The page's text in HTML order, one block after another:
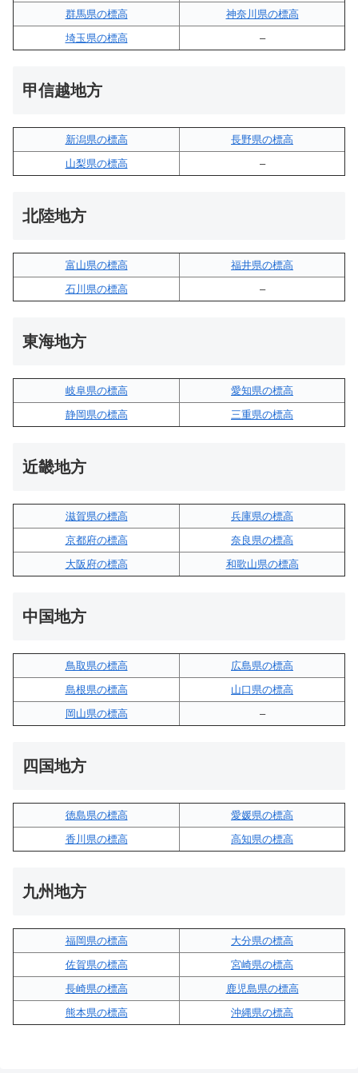
群馬県の標高
神奈川県の標高
埼玉県の標高
–
甲信越地方
新潟県の標高
長野県の標高
山梨県の標高
–
北陸地方
富山県の標高
福井県の標高
石川県の標高
–
東海地方
岐阜県の標高
愛知県の標高
静岡県の標高
三重県の標高
近畿地方
滋賀県の標高
兵庫県の標高
京都府の標高
奈良県の標高
大阪府の標高
和歌山県の標高
中国地方
鳥取県の標高
広島県の標高
島根県の標高
山口県の標高
岡山県の標高
–
四国地方
徳島県の標高
愛媛県の標高
香川県の標高
高知県の標高
九州地方
福岡県の標高
大分県の標高
佐賀県の標高
宮崎県の標高
長崎県の標高
鹿児島県の標高
熊本県の標高
沖縄県の標高